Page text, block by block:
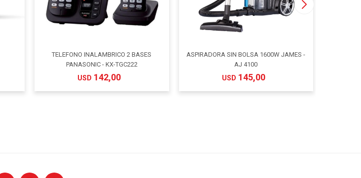
TELEFONO INALAMBRICO 2 BASES
PANASONIC - KX-TGC222
USD 142,00
ASPIRADORA SIN BOLSA 1600W JAMES -
AJ 4100
USD 145,00